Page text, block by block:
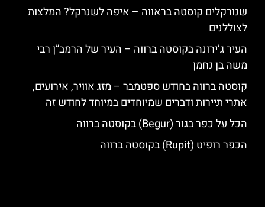
שנורקלים קוסטה בראווה – איפה לשנרקל? המלצות
לצוללנים
העיר ג’ירונה בקוסטה ברווה – העיר של הרמב”ן רבי
משה בן נחמן
קוסטה ברווה בחודש ספטמבר – מזג אוויר, אירועים,
אתרי תיירות ודברים שמיוחדים במיוחד לחודש זה
הכל על כפר בגור (Begur) בקוסטה ברווה
הכפר רופיט (Rupit) בקוסטה ברווה